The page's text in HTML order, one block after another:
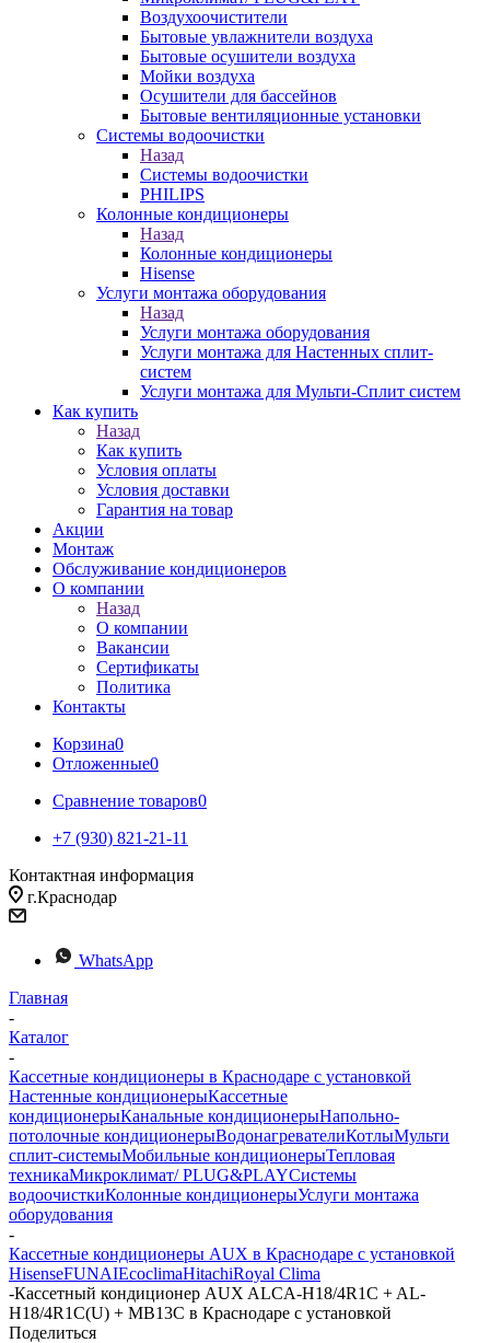
Воздухоочистители
Бытовые увлажнители воздуха
Бытовые осушители воздуха
Мойки воздуха
Осушители для бассейнов
Бытовые вентиляционные установки
Системы водоочистки
Назад
Системы водоочистки
PHILIPS
Колонные кондиционеры
Назад
Колонные кондиционеры
Hisense
Услуги монтажа оборудования
Назад
Услуги монтажа оборудования
Услуги монтажа для Настенных сплит-
систем
Услуги монтажа для Мульти-Сплит систем
Как купить
Назад
Как купить
Условия оплаты
Условия доставки
Гарантия на товар
Акции
Монтаж
Обслуживание кондиционеров
О компании
Назад
О компании
Вакансии
Сертификаты
Политика
Контакты
Корзина0
Отложенные0
Сравнение товаров0
+7 (930) 821-21-11
Контактная информация
г.Краснодар
WhatsApp
Главная
-
Каталог
-
Кассетные кондиционеры в Краснодаре с установкой
Настенные кондиционерыКассетные
кондиционерыКанальные кондиционерыНапольно-
потолочные кондиционерыВодонагревателиКотлыМульти
сплит-системыМобильные кондиционерыТепловая
техникаМикроклимат/ PLUG&PLAYСистемы
водоочисткиКолонные кондиционерыУслуги монтажа
оборудования
-
Кассетные кондиционеры AUX в Краснодаре с установкой
HisenseFUNAIEcoclimaHitachiRoyal Clima
-Кассетный кондиционер AUX ALCA-H18/4R1C + AL-
H18/4R1C(U) + MB13C в Краснодаре с установкой
Поделиться